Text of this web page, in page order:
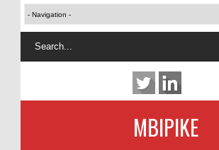
MBIPIKE